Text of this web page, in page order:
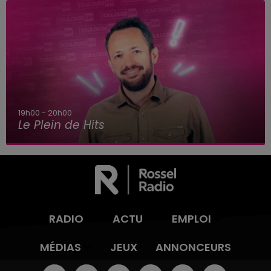
20h00 - 22h00
Les Classiques Toulouse FM
RADIO ACTU
EMPLOI
MÉDIAS
JEUX ANNONCEURS